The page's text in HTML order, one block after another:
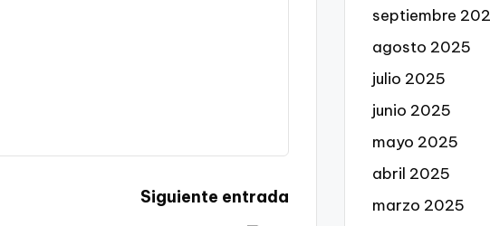
Siguiente entrada
septiembre
agosto 2025
julio 2025
junio 2025
mayo 2025
abril 2025
marzo 2025